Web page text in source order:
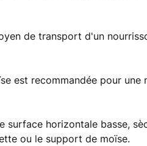
de transport d'un
est recommandée pour une
surface horizontale basse,
ou le support de moïse.